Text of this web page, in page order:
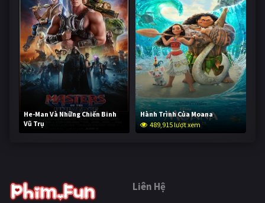
He-Man Và Những Chiến Binh
Vũ Trụ
238,436 lượt xem
Hành Trình Của Moana
489,915 lượt xem
Liên Hệ